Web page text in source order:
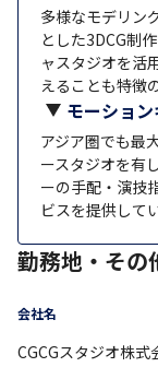
多様なモデリン
とした3DCG制
ャスタジオを活
えることも特徴
モーショ
アジア圏でも最
ースタジオを有
ーの手配・演技
ビスを提供して
勤務地・その
会社名
CGCGスタジオ株式